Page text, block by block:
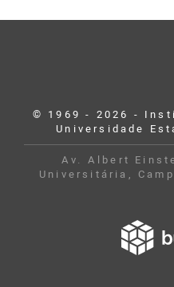
© 1969 - 2026 -
Universidade
Av. Albert
Universitária,